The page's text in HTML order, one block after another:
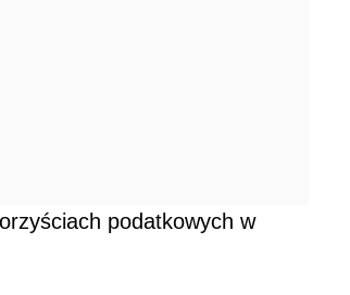
podatkowych w